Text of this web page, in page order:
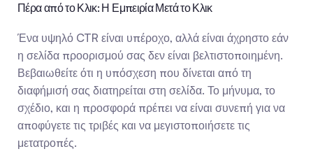
Πέρα από το Κλικ: Η Εμπειρία Μετά το Κλικ
Ένα υψηλό CTR είναι υπέροχο, αλλά είναι άχρηστο εάν
η σελίδα προορισμού σας δεν είναι βελτιστοποιημένη.
Βεβαιωθείτε ότι η υπόσχεση που δίνεται από τη
διαφήμισή σας διατηρείται στη σελίδα. Το μήνυμα, το
σχέδιο, και η προσφορά πρέπει να είναι συνεπή για να
αποφύγετε τις τριβές και να μεγιστοποιήσετε τις
μετατροπές.